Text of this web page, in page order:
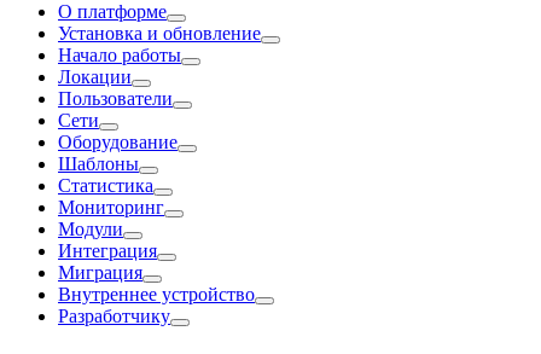
О платформе
Установка и обновление
Начало работы
Локации
Пользователи
Сети
Оборудование
Шаблоны
Статистика
Мониторинг
Модули
Интеграция
Миграция
Внутреннее устройство
Разработчику